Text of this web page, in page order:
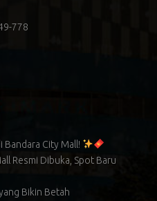
778
Bandara City Mall!
Resmi Dibuka, Spot Baru
Bikin Betah